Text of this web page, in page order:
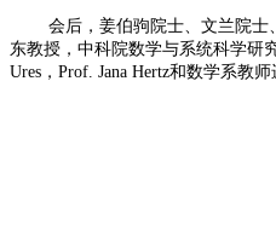
会后，姜伯驹院士、文兰院士
东教授，中科院数学与系统科学研
Ures，Prof. Jana Hertz和数学系教